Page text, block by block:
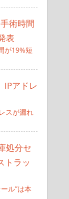
が19%短
スが漏れ
ル”は本